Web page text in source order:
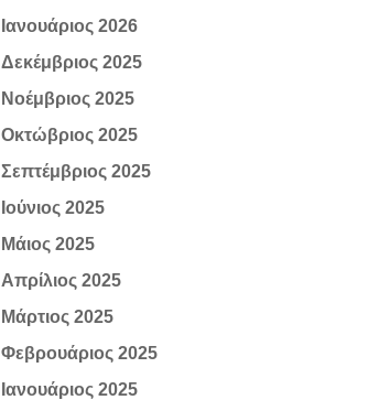
Ιανουάριος 2026
Δεκέμβριος 2025
Νοέμβριος 2025
Οκτώβριος 2025
Σεπτέμβριος 2025
Ιούνιος 2025
Μάιος 2025
Απρίλιος 2025
Μάρτιος 2025
Φεβρουάριος 2025
Ιανουάριος 2025